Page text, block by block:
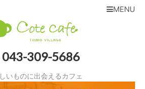
043-309-5686
いものに出会えるカフェ
MENU